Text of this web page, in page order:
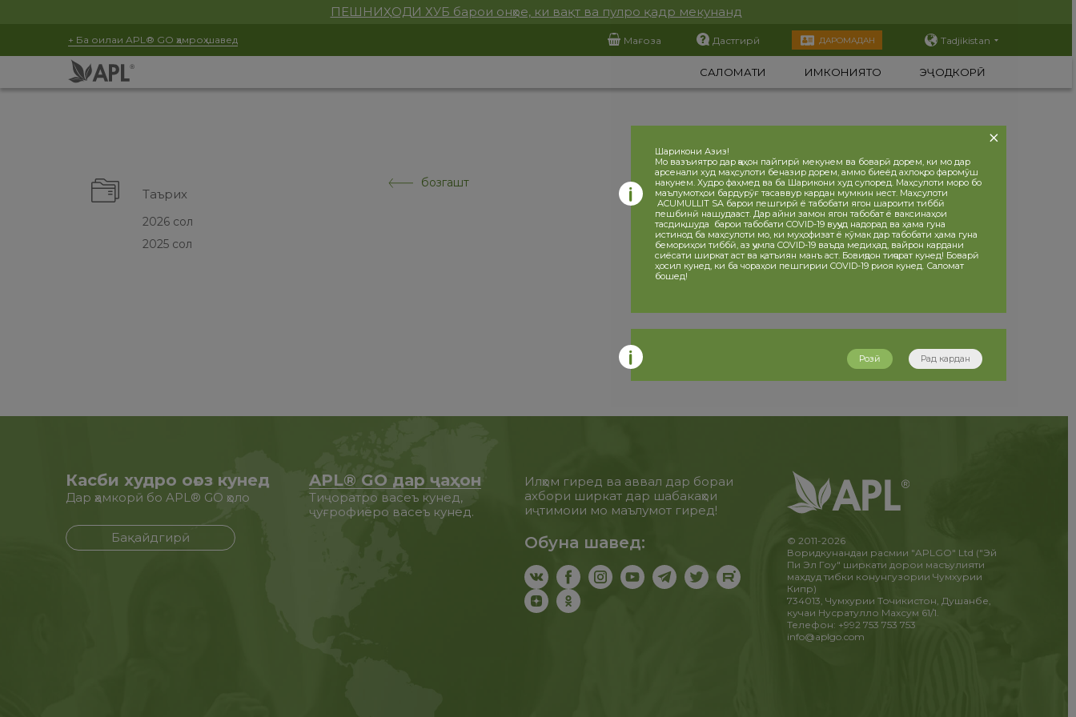
ПЕШНИҲОДИ ХУБ барои онҳое, ки вақт ва пулро қадр мекунанд
+ Ба оилаи APL® GO ҳамроҳ шавед Мағоза Дастгирӣ ДАРОМАДАН Tadjikistan
САЛОМАТИ ИМКОНИЯТҲО ЭҶОДКОРӢ
Таърих
2026 сол
2025 сол
бозгашт
Касби худро оғоз кунед
Дар ҳамкорӣ бо APL® GO ҳоло
Бақайдгирӣ
APL® GO дар ҷаҳон
Тиҷоратро васеъ кунед,
ҷуғрофиёро васеъ кунед.
Илҳом гиред ва аввал дар бораи
ахбори ширкат дар шабакаҳои
иҷтимоии мо маълумот гиред!
Обуна шавед:
© 2011-2026
Воридкунандаи расмии "APLGO" Ltd ("Эй
Пи Эл Гоу" ширкати дорои масъулияти
махдуд тибки конунгузории Чумхурии
Кипр)
734013, Чумхурии Точикистон, Душанбе,
кучаи Нусратулло Махсум 61/1.
Телефон: +992 753 753 753
info@aplgo.com
Шарикони Азиз!
Мо вазъиятро дар ҷаҳон пайгирӣ мекунем ва боварӣ дорем, ки мо дар
арсенали худ маҳсулоти беназир дорем, аммо биеёд ахлоқро фаромӯш
накунем. Худро фаҳмед ва ба Шарикони худ супоред. Маҳсулоти моро бо
маълумотҳои бардурӯғ тасаввур кардан мумкин нест. Маҳсулоти
ACUMULLIT SA барои пешгирӣ ё табобати ягон шароити тиббӣ
пешбинӣ нашудааст. Дар айни замон ягон табобат ё ваксинаҳои
тасдиқшуда барои табобати COVID-19 вуҷуд надорад ва ҳама гуна
истинод ба маҳсулоти мо, ки муҳофизат ё кӯмак дар табобати ҳама гуна
бемориҳои тиббӣ, аз ҷумла COVID-19 ваъда медиҳад, вайрон кардани
сиёсати ширкат аст ва қатъиян манъ аст. Бовиҷдон тиҷорат кунед! Боварӣ
ҳосил кунед, ки ба чораҳои пешгирии COVID-19 риоя кунед. Саломат
бошед!
Розӣ Рад кардан